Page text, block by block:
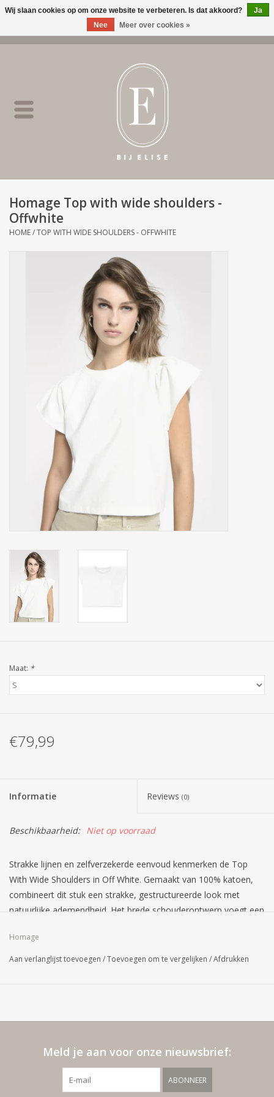
BIJ ELISE
SALE
Merken
Homage Top with wide shoulders -
Offwhite
HOME/TOP WITH WIDE SHOULDERS - OFFWHITE
Maat: *
€79,99
Informatie Reviews (0)
Beschikbaarheid: Niet op voorraad
Strakke lijnen en zelfverzekerde eenvoud kenmerken de Top
With Wide Shoulders in Off White. Gemaakt van 100% katoen,
combineert dit stuk een strakke, gestructureerde look met
natuurlijke ademendheid. Het brede schouderontwerp voegt een
ingetogen silhouet ontstaat — een moeiteloze essentie die zelfs
de eenvoudigste outfit naar een hoger niveau tilt.
Homage
Aan verlanglijst toevoegen /Toevoegen om te vergelijken /Afdrukken
Meld je aan voor onze nieuwsbrief:
ABONNEER
Wij slaan cookies op om onze website te verbeteren. Is dat akkoord?
Ja
Nee
Meer over cookies »